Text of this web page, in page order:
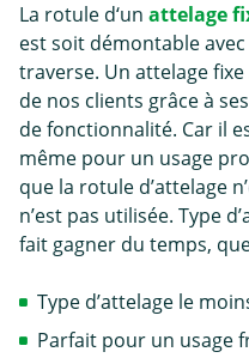
La rotule d‘un attelage
est soit démontable
traverse. Un attelage
de nos clients grâce à
de fonctionnalité. Car il
même pour un usage
que la rotule d’attelage
n’est pas utilisée. Type
fait gagner du temps,
Type d’attelage le
Parfait pour un usage